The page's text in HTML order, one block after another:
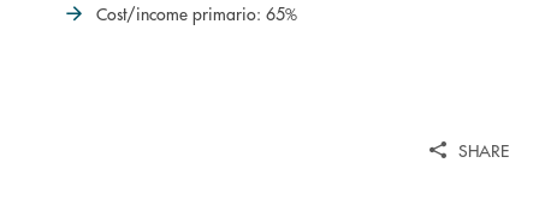
Cost/income primario: 65%
SHARE